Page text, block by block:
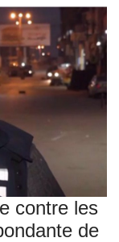
contre les
de